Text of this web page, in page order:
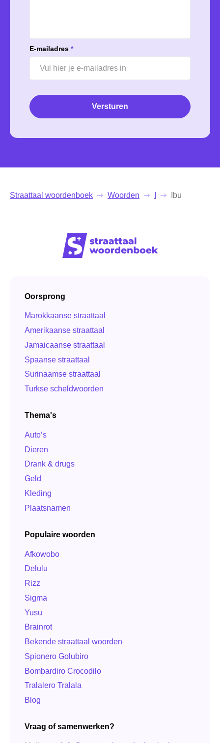
E-mailadres *
Versturen
Straattaal woordenboek Woorden Ibu
Oorsprong
Marokkaanse straattaal
Amerikaanse straattaal
Jamaicaanse straattaal
Spaanse straattaal
Surinaamse straattaal
Turkse scheldwoorden
Thema's
Auto’s
Dieren
Drank & drugs
Geld
Kleding
Plaatsnamen
Populaire woorden
Afkowobo
Delulu
Rizz
Sigma
Yusu
Brainrot
Bekende straattaal woorden
Spionero Golubiro
Bombardiro Crocodilo
Tralalero Tralala
Blog
Vraag of samenwerken?